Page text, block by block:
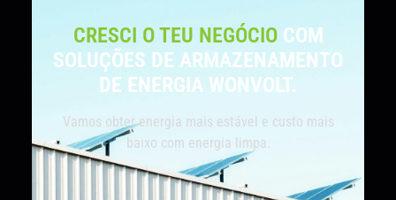
CRESCI O TEU NEGÓCIO COM
SOLUÇÕES DE ARMAZENAMENTO
DE ENERGIA WONVOLT.
Vamos obter energia mais estável e custo mais
baixo com energia limpa.